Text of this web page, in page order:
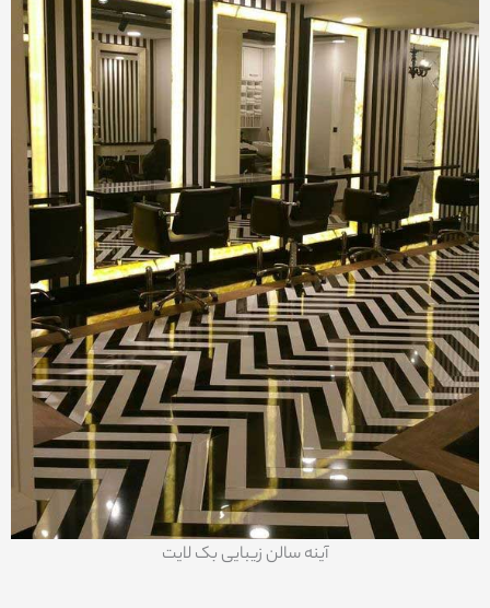
آینه سالن زیبایی بک لایت